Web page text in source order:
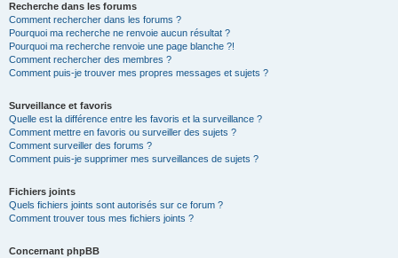
Recherche dans les forums
Comment rechercher dans les forums ?
Pourquoi ma recherche ne renvoie aucun résultat ?
Pourquoi ma recherche renvoie une page blanche ?!
Comment rechercher des membres ?
Comment puis-je trouver mes propres messages et sujets ?
Surveillance et favoris
Quelle est la différence entre les favoris et la surveillance ?
Comment mettre en favoris ou surveiller des sujets ?
Comment surveiller des forums ?
Comment puis-je supprimer mes surveillances de sujets ?
Fichiers joints
Quels fichiers joints sont autorisés sur ce forum ?
Comment trouver tous mes fichiers joints ?
Concernant phpBB